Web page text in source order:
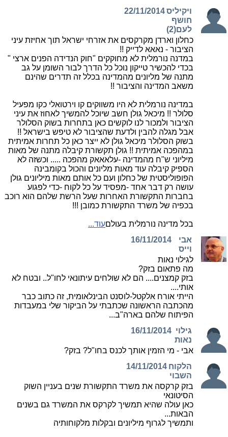
ויקיליס
חושף
לעם(2)
22/11/2014
כחלון וארדן מקרקסים את אזרחי ישראל תוך אחיזת עיני
הציבור - נאאא לדייק !!
במדנה נורמלית לא מחוקקים "חוק הנדידה הפנים ארצי "
בכדי להכשיר טייקון נוכל כל הדרך לבור השומן על גב
מתנה של מליונים מהמדינה בכלל זה תדרים שהינם
משאב המדינה והציבור !!
במדינה נורמלית לא היו משווקים קו וירטואלי כקו מפעיל
סלולר !! מיכאל גולן חשב שיוכל להמשיך לאחוז את עיני
הציבור ולמכור לנו לוקשים כאן בתחרות בשוק הסלולר
אבל מגלה להבין ולדעת שהציבור לא טיפש בישראל !!
בשוק הסלולר מיכאל גולן לא ייצר כאן כל תחרות אמיתית
במהפכה אמיתית !! גולן תקשורת קיבלה מתנה של מאות
מיליוני ש"ח מהמדינה -עלאאאק מהפכה ..... וכשזה לא
הספיק קיבלה עוד מאות מליונים והכול בקומבינה
הפופוליסטית של כחלון ועם כל אותם מאות מיליונים גולן
עושה רק דבר אחד -מפסיד על כל לקוח -כדי לפגוע
בחברות התקשורת האחרות שעל הרשת שלהם הוא רוכב
בכפיה של משרד התקשורת כמובן !!!
בכל מדינה נורמלית בעולםעוד...
אבי
וייס
16/11/2014
לגילוי נאות
מה פתאום בזק?
בזק קמצנים.... הם לא שולחים עיתונאי לחו"ל.. ובטח לא
אותי....
הייתי אורח אלקטל-לוסנט הבינלאומית, זה כתוב כבר
מהכתבה הראשונה שכתבתי על הביקור שלי במעבדות
הפיתוח שלהם בארה"ב...
גילוי
נאות
16/11/2014
אבי - מי הזמין אותך לכנס בחו"ל? בזק?
הלקוח
השבוי
14/11/2014
בזק קרקסה את משרד התקשורת שנים בעניין השוק
הסיטונאי
כאן עולה שהיא תמשיך לקרקס את המשרד גם בשנים
הבאות...
ותמשיך לגרוף מיליונים ובקלות מלקוחותיה